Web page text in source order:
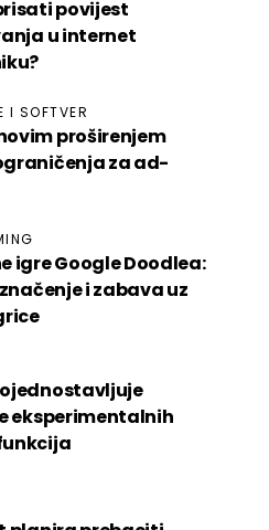
povijest
u internet
I SOFTVER
proširenjem
za ad-
igre Google Doodlea:
i zabava uz
eksperimentalnih